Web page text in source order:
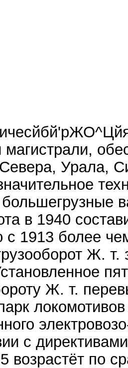
магистрали,
Урала,
в 1940
с 1913 более
Ж. т.
Ж. т.
с
возрастёт по